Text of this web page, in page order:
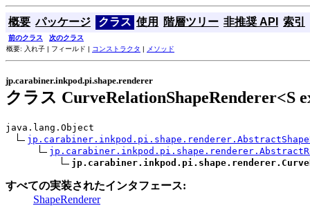
概要 パッケージ クラス 使用 階層ツリー 非推奨 API 索引
前のクラス
次のクラス
概要: 入れ子 | フィールド | コンストラクタ | メソッド
jp.carabiner.inkpod.pi.shape.renderer
クラス CurveRelationShapeRenderer<S
java.lang.Object
すべての実装されたインタフェース:
ShapeRenderer